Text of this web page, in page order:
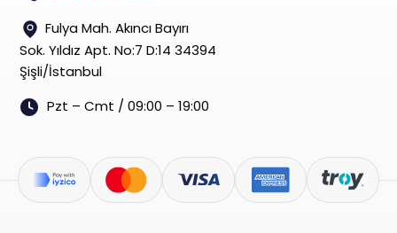
Fulya Mah. Akıncı Bayırı
Sok. Yıldız Apt. No:7 D:14 34394
Şişli/İstanbul
Pzt – Cmt / 09:00 – 19:00